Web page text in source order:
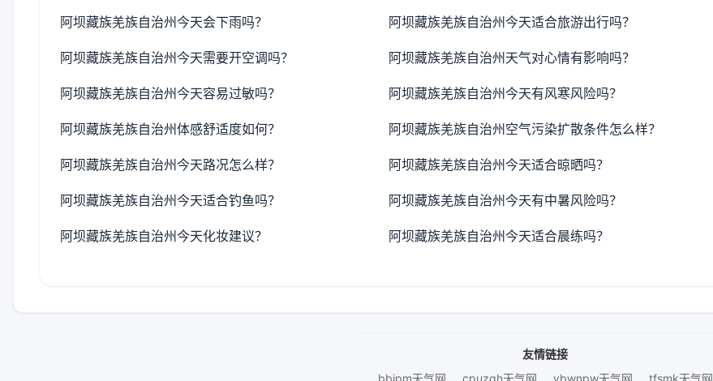
阿坝藏族羌族自治州今天会下雨吗？ 阿坝藏族羌族自治州今天适合旅游出行吗？
阿坝藏族羌族自治州今天需要开空调吗？ 阿坝藏族羌族自治州天气对心情有影响吗？
阿坝藏族羌族自治州今天容易过敏吗？ 阿坝藏族羌族自治州今天有风寒风险吗？
阿坝藏族羌族自治州体感舒适度如何？ 阿坝藏族羌族自治州空气污染扩散条件怎么样？
阿坝藏族羌族自治州今天路况怎么样？ 阿坝藏族羌族自治州今天适合晾晒吗？
阿坝藏族羌族自治州今天适合钓鱼吗？ 阿坝藏族羌族自治州今天有中暑风险吗？
阿坝藏族羌族自治州今天化妆建议？ 阿坝藏族羌族自治州今天适合晨练吗？
友情链接
bbjpm天气网
cpuzqh天气网 ybwnpw天气网 tfsmk天气网